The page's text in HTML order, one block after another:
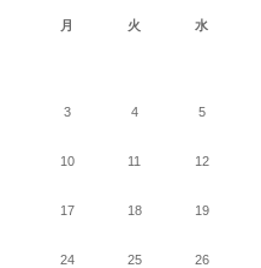
月
火 水
3 4 5
10 11 12
17 18 19
24 25 26